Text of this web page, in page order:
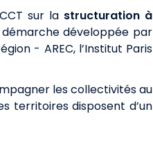
sur la structuration à
développée par
- AREC, l’Institut Paris
les collectivités au
territoires disposent d’un